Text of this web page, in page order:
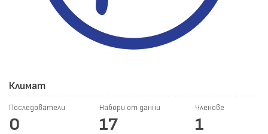
Климат
Последователи
0
Набори от данни
17
Членове
1